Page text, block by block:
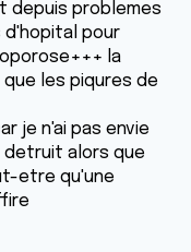
depuis problemes
d'hopital pour
la
les piqures de
je n'ai pas envie
alors que
etre qu'une